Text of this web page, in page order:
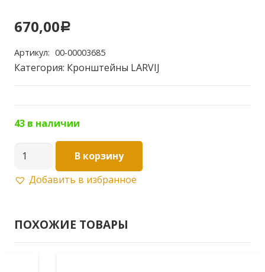
670,00Р
Артикул: 00-00003685
Категория: Кронштейны LARVIJ
43 в наличии
Количество
Кронштейн
В корзину
Добавить в избранное
ПОХОЖИЕ ТОВАРЫ